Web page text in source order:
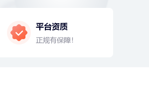
成功预约了妇科套餐
周** 132xxxx5456